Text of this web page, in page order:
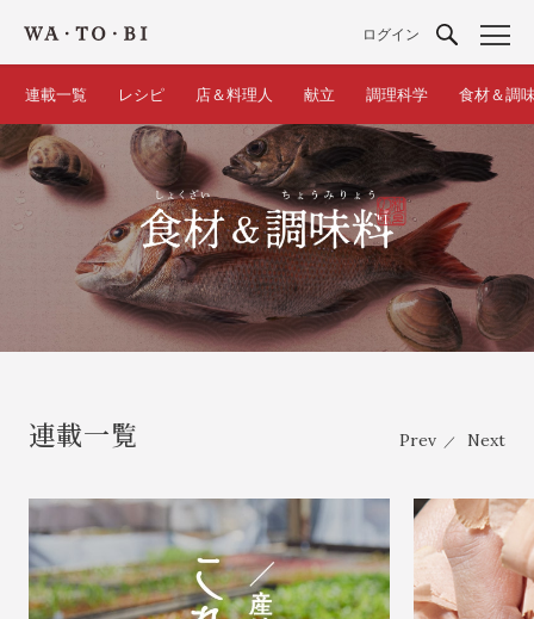
ログイン
連載一覧 レシピ 店＆料理人 献立 調理科学 食材＆調
連載一覧 Prev ／ Next